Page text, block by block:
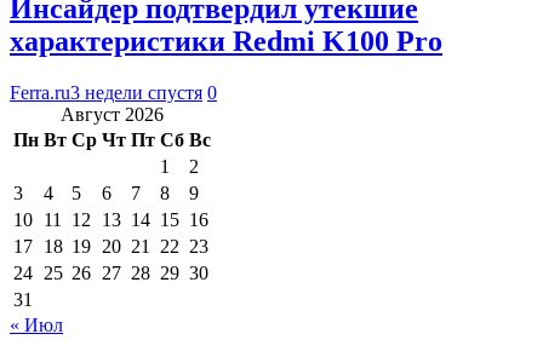
Инсайдер подтвердил утекшие
характеристики Redmi K100 Pro
Ferra.ru3 недели спустя 0
Август 2026
Пн Вт Ср Чт Пт Сб Вс
1
2
3
4 5 6 7 8
9
10 11 12 13 14 15 16
17 18 19 20 21 22 23
24 25 26 27 28 29 30
31
« Июл